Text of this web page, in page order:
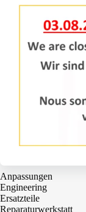
Bomenlaan 2
4043 KD Opheusden
+31 (0)488 – 442828
info@damcon.nl
Anpassungen
Engineering
Ersatzteile
Reparaturwerkstatt